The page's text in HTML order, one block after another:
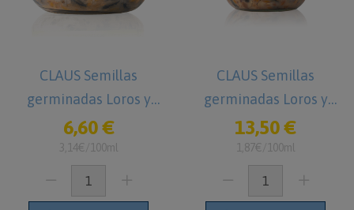
CLAUS Semillas
germinadas Loros y
Cotorras 210 ml
6,60 €
3,14€/100ml
CLAUS Semillas
germinadas Loros y
Cotorras 720 ml
13,50 €
1,87€/100ml